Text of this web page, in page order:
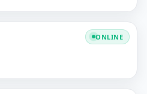
ONLINE